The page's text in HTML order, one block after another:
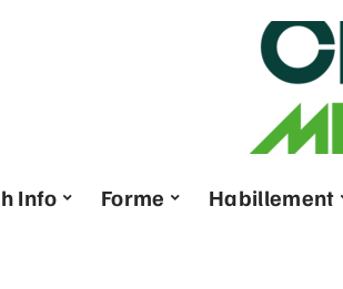
Info Forme Habillement